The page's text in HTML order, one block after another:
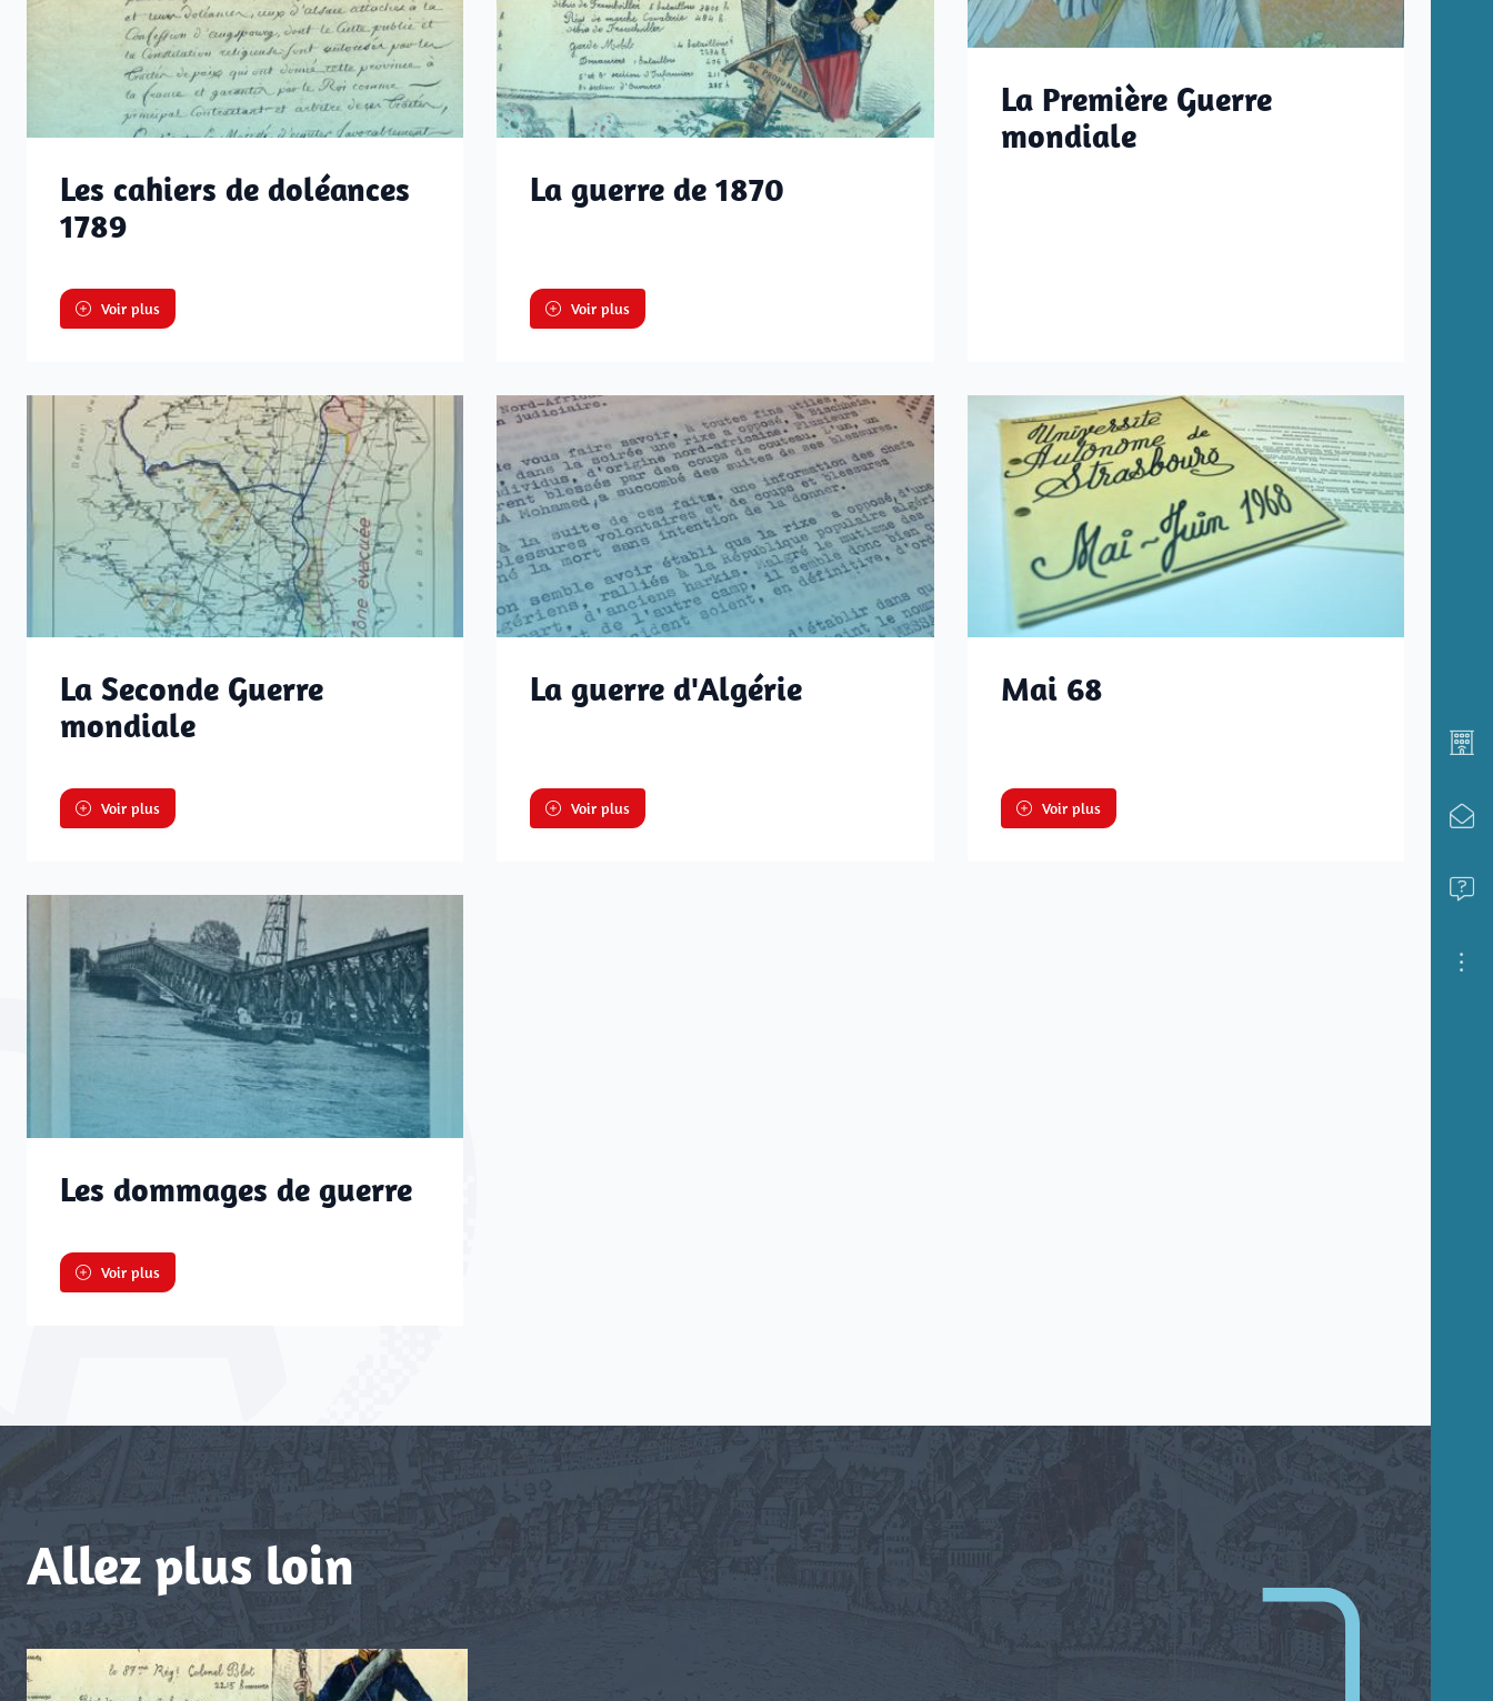
Les cahiers de doléances
1789
Voir plus
La guerre de 1870
Voir plus
La Première Guerre
mondiale
La Seconde Guerre
mondiale
Voir plus
La guerre d'Algérie
Voir plus
Mai 68
Voir plus
Les dommages de guerre
Voir plus
Allez plus loin